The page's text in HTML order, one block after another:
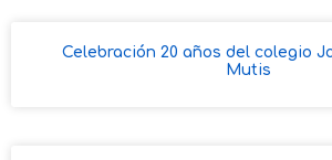
Celebración 20 años del colegio
Mutis